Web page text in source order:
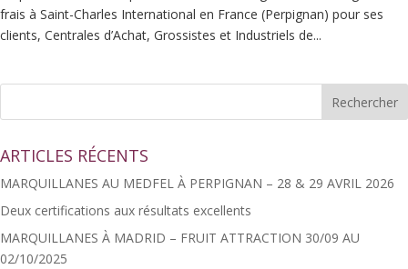
frais à Saint-Charles International en France (Perpignan) pour ses
clients, Centrales d’Achat, Grossistes et Industriels de...
ARTICLES RÉCENTS
MARQUILLANES AU MEDFEL À PERPIGNAN – 28 & 29 AVRIL 2026
Deux certifications aux résultats excellents
MARQUILLANES À MADRID – FRUIT ATTRACTION 30/09 AU
02/10/2025